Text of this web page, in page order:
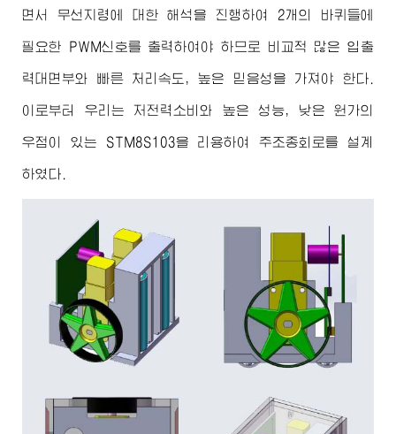
면서 무선지령에 대한 해석을 진행하여 2개의 바퀴들에
필요한 PWM신호를 출력하여야 하므로 비교적 많은 입출
력대면부와 빠른 처리속도, 높은 믿음성을 가져야 한다.
이로부터 우리는 저전력소비와 높은 성능, 낮은 원가의
우점이 있는 STM8S103을 리용하여 주조종회로를 설계
하였다.